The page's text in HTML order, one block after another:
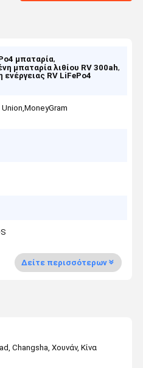
μπαταρία,
μπαταρία λιθίου RV 300ah,
RV LiFePo4
Δείτε περισσότερων
Changsha, Χουνάν, Κίνα